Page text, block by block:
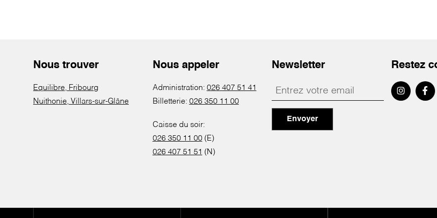
Nous trouver
Equilibre, Fribourg
Nuithonie, Villars-sur-Glâne
Nous appeler
Administration: 026 407 51 41
Billetterie: 026 350 11 00
Caisse du soir:
026 350 11 00(E)
026 407 51 51 (N)
Newsletter
Envoyer
Restez